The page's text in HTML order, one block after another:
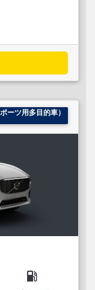
ーツ用多目的車）
local_gas_station